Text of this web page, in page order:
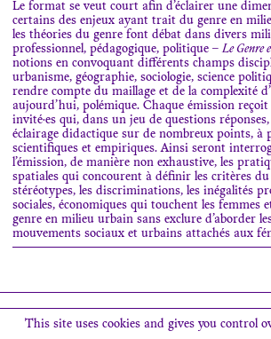
Le format se veut court afin d’éclairer une
certains des enjeux ayant trait du genre en
les théories du genre font débat dans divers
professionnel, pédagogique, politique –Le Genre
notions en convoquant différents champs
urbanisme, géographie, sociologie, science
rendre compte du maillage et de la complexité
aujourd’hui, polémique. Chaque émission reçoit
invité·es qui, dans un jeu de questions
éclairage didactique sur de nombreux points, à
scientifiques et empiriques. Ainsi seront
l’émission, de manière non exhaustive, les
spatiales qui concourent à définir les critères du
stéréotypes, les discriminations, les inégalités
sociales, économiques qui touchent les femmes
genre en milieu urbain sans exclure d’aborder
mouvements sociaux et urbains attachés aux
Search
This site uses cookies and gives you control